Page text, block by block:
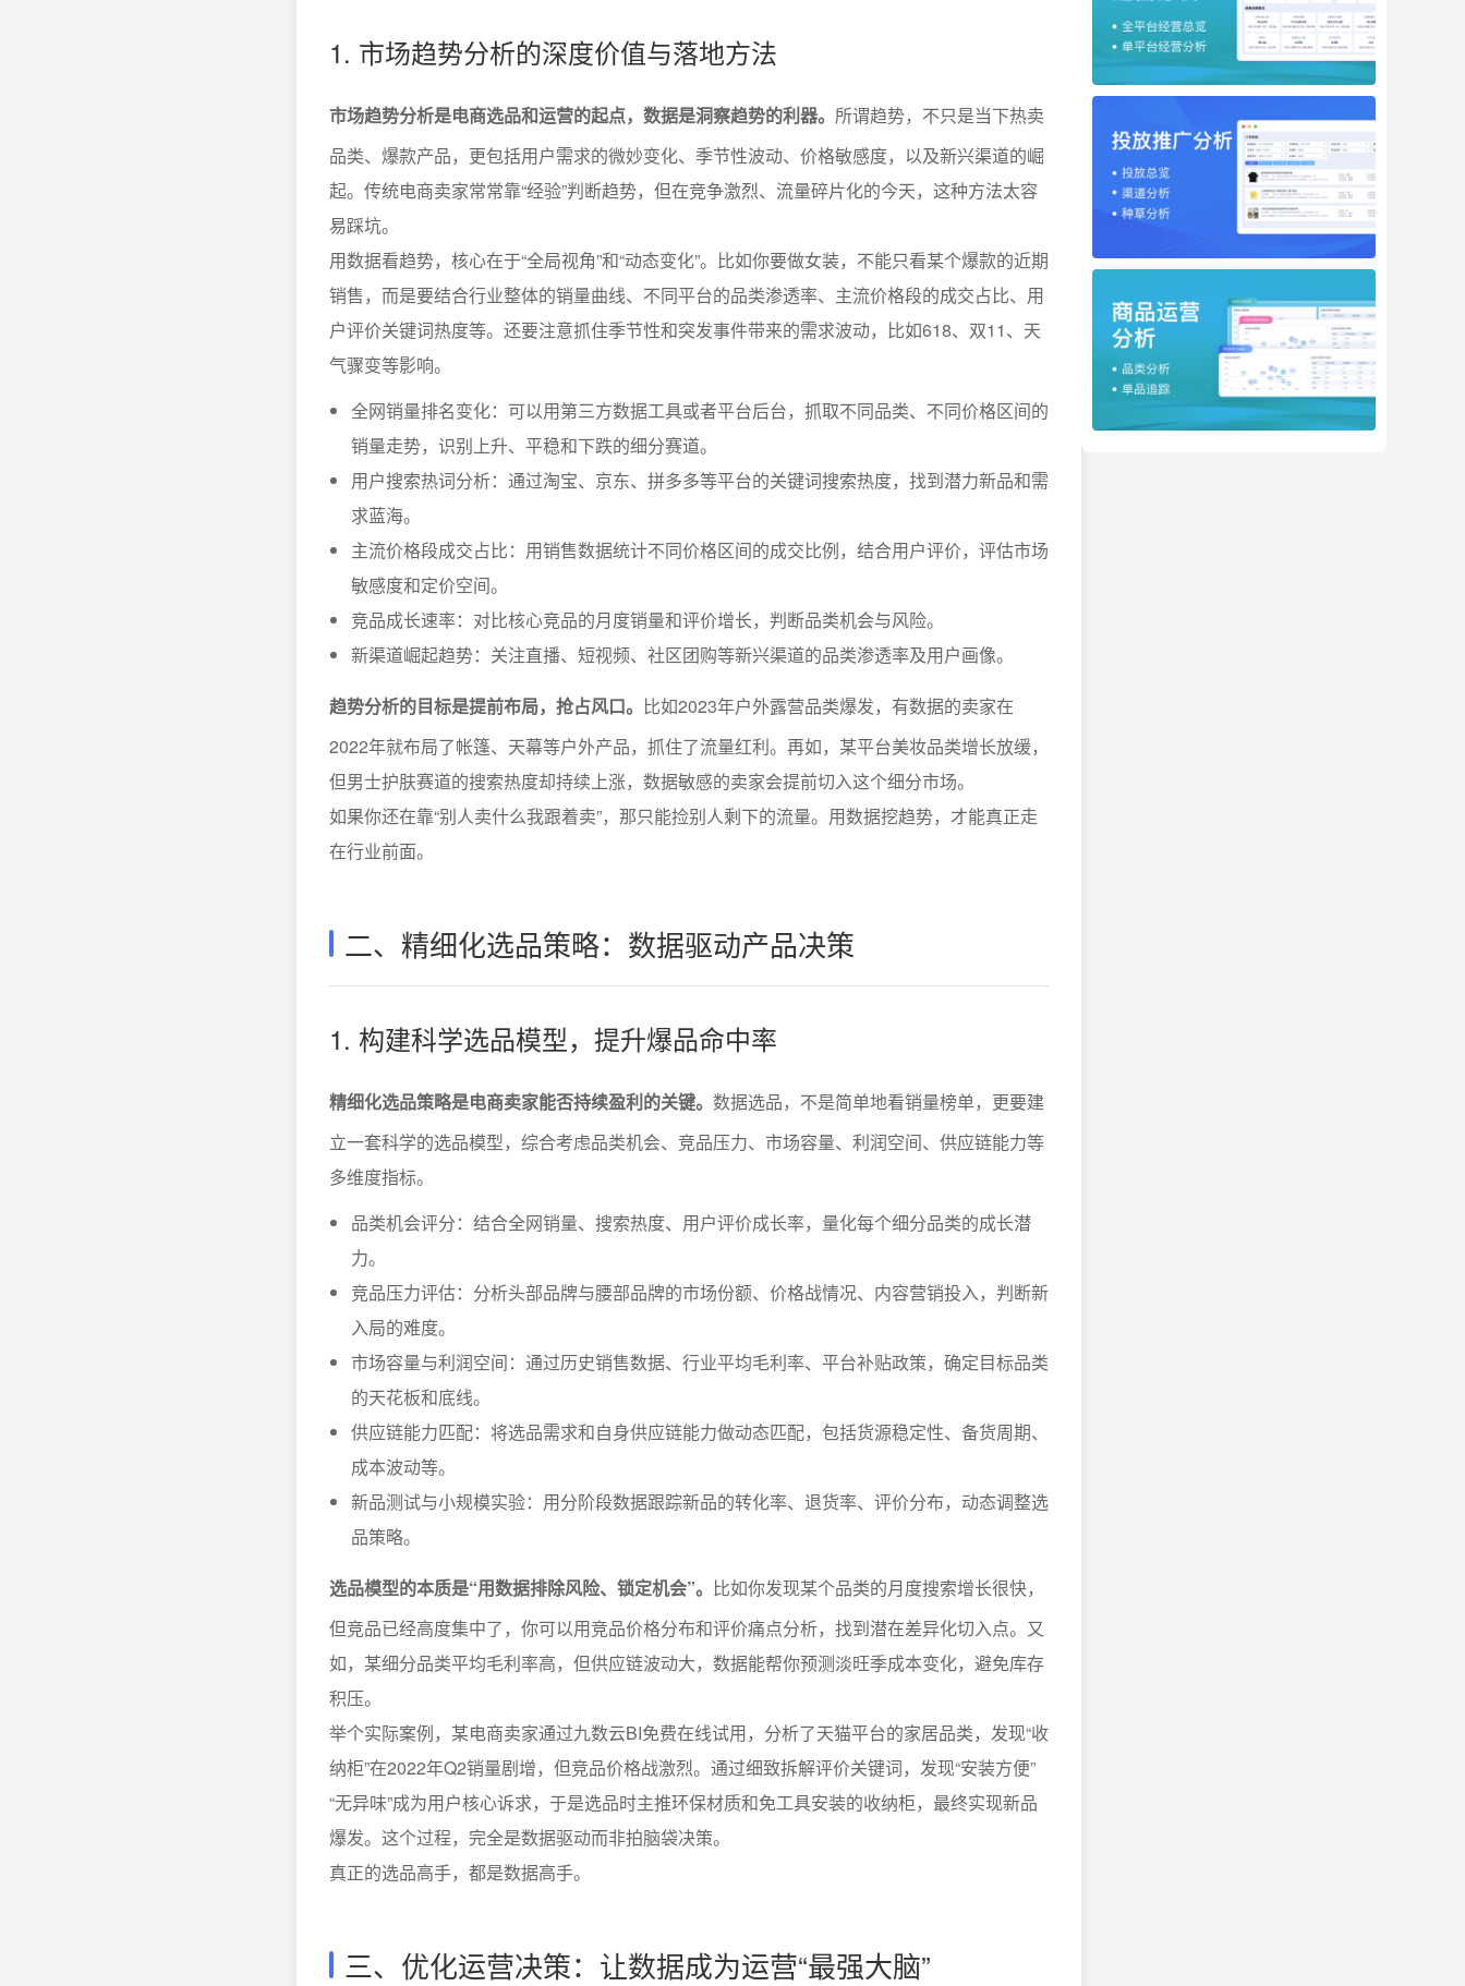
1. 市场趋势分析的深度价值与落地方法
市场趋势分析是电商选品和运营的起点，数据是洞察趋势的利器。 所谓趋势，不只是当下热卖
品类、爆款产品，更包括用户需求的微妙变化、季节性波动、价格敏感度，以及新兴渠道的崛
起。传统电商卖家常常靠“经验”判断趋势，但在竞争激烈、流量碎片化的今天，这种方法太容
易踩坑。
用数据看趋势，核心在于“全局视角”和“动态变化”。比如你要做女装，不能只看某个爆款的近期
销售，而是要结合行业整体的销量曲线、不同平台的品类渗透率、主流价格段的成交占比、用
户评价关键词热度等。还要注意抓住季节性和突发事件带来的需求波动，比如618、双11、天
气骤变等影响。
全网销量排名变化：可以用第三方数据工具或者平台后台，抓取不同品类、不同价格区间的
销量走势，识别上升、平稳和下跌的细分赛道。
用户搜索热词分析：通过淘宝、京东、拼多多等平台的关键词搜索热度，找到潜力新品和需
求蓝海。
主流价格段成交占比：用销售数据统计不同价格区间的成交比例，结合用户评价，评估市场
敏感度和定价空间。
竞品成长速率：对比核心竞品的月度销量和评价增长，判断品类机会与风险。
新渠道崛起趋势：关注直播、短视频、社区团购等新兴渠道的品类渗透率及用户画像。
趋势分析的目标是提前布局，抢占风口。 比如2023年户外露营品类爆发，有数据的卖家在
2022年就布局了帐篷、天幕等户外产品，抓住了流量红利。再如，某平台美妆品类增长放缓，
但男士护肤赛道的搜索热度却持续上涨，数据敏感的卖家会提前切入这个细分市场。
如果你还在靠“别人卖什么我跟着卖”，那只能捡别人剩下的流量。用数据挖趋势，才能真正走
在行业前面。
二、精细化选品策略：数据驱动产品决策
1. 构建科学选品模型，提升爆品命中率
精细化选品策略是电商卖家能否持续盈利的关键。 数据选品，不是简单地看销量榜单，更要建
立一套科学的选品模型，综合考虑品类机会、竞品压力、市场容量、利润空间、供应链能力等
多维度指标。
品类机会评分：结合全网销量、搜索热度、用户评价成长率，量化每个细分品类的成长潜
力。
竞品压力评估：分析头部品牌与腰部品牌的市场份额、价格战情况、内容营销投入，判断新
入局的难度。
市场容量与利润空间：通过历史销售数据、行业平均毛利率、平台补贴政策，确定目标品类
的天花板和底线。
供应链能力匹配：将选品需求和自身供应链能力做动态匹配，包括货源稳定性、备货周期、
成本波动等。
新品测试与小规模实验：用分阶段数据跟踪新品的转化率、退货率、评价分布，动态调整选
品策略。
选品模型的本质是“用数据排除风险、锁定机会”。 比如你发现某个品类的月度搜索增长很快，
但竞品已经高度集中了，你可以用竞品价格分布和评价痛点分析，找到潜在差异化切入点。又
如，某细分品类平均毛利率高，但供应链波动大，数据能帮你预测淡旺季成本变化，避免库存
积压。
举个实际案例，某电商卖家通过九数云BI免费在线试用，分析了天猫平台的家居品类，发现“收
纳柜”在2022年Q2销量剧增，但竞品价格战激烈。通过细致拆解评价关键词，发现“安装方便”
“无异味”成为用户核心诉求，于是选品时主推环保材质和免工具安装的收纳柜，最终实现新品
爆发。这个过程，完全是数据驱动而非拍脑袋决策。
真正的选品高手，都是数据高手。
三、优化运营决策：让数据成为运营“最强大脑”